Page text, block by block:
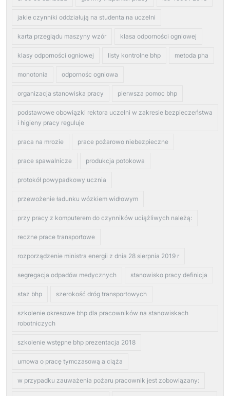
jakie czynniki oddziałują na studenta na uczelni
karta przeglądu maszyny wzór klasa odporności ogniowej
klasy odporności ogniowej listy kontrolne bhp metoda pha
monotonia odpornośc ogniowa
organizacja stanowiska pracy pierwsza pomoc bhp
podstawowe obowiązki rektora uczelni w zakresie bezpieczeństwa
i higieny pracy reguluje
praca na mrozie prace pożarowo niebezpieczne
prace spawalnicze produkcja potokowa
protokół powypadkowy ucznia
przewożenie ładunku wózkiem widłowym
przy pracy z komputerem do czynników uciążliwych należą:
reczne prace transportowe
rozporządzenie ministra energii z dnia 28 sierpnia 2019 r
segregacja odpadów medycznych stanowisko pracy definicja
staz bhp szerokość dróg transportowych
szkolenie okresowe bhp dla pracowników na stanowiskach
robotniczych
szkolenie wstępne bhp prezentacja 2018
umowa o pracę tymczasową a ciąża
w przypadku zauważenia pożaru pracownik jest zobowiązany: